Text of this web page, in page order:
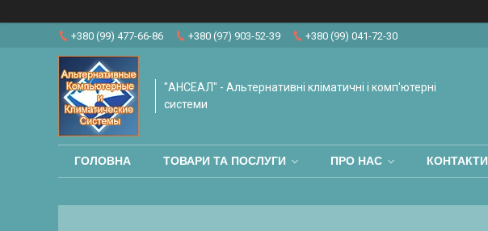
+380 (99) 477-66-86 +380 (97) 903-52-39 +380 (99) 041-72-30
"АНСЕАЛ" - Альтернативні кліматичні і комп'ютерні
системи
ГОЛОВНА ТОВАРИ ТА ПОСЛУГИ ПРО НАС КОНТАКТИ